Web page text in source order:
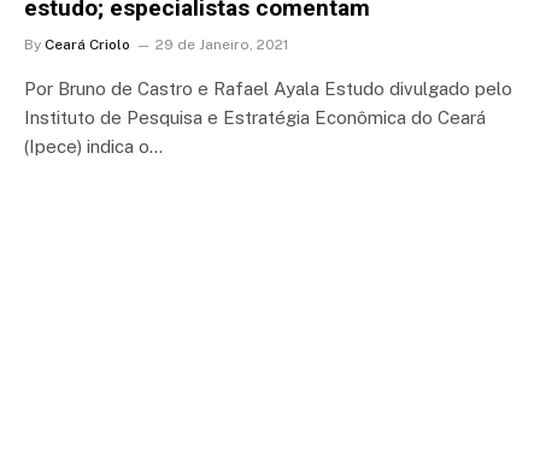
estudo; especialistas comentam
By Ceará Criolo 29 de Janeiro, 2021
Por Bruno de Castro e Rafael Ayala Estudo divulgado pelo
Instituto de Pesquisa e Estratégia Econômica do Ceará
(Ipece) indica o…